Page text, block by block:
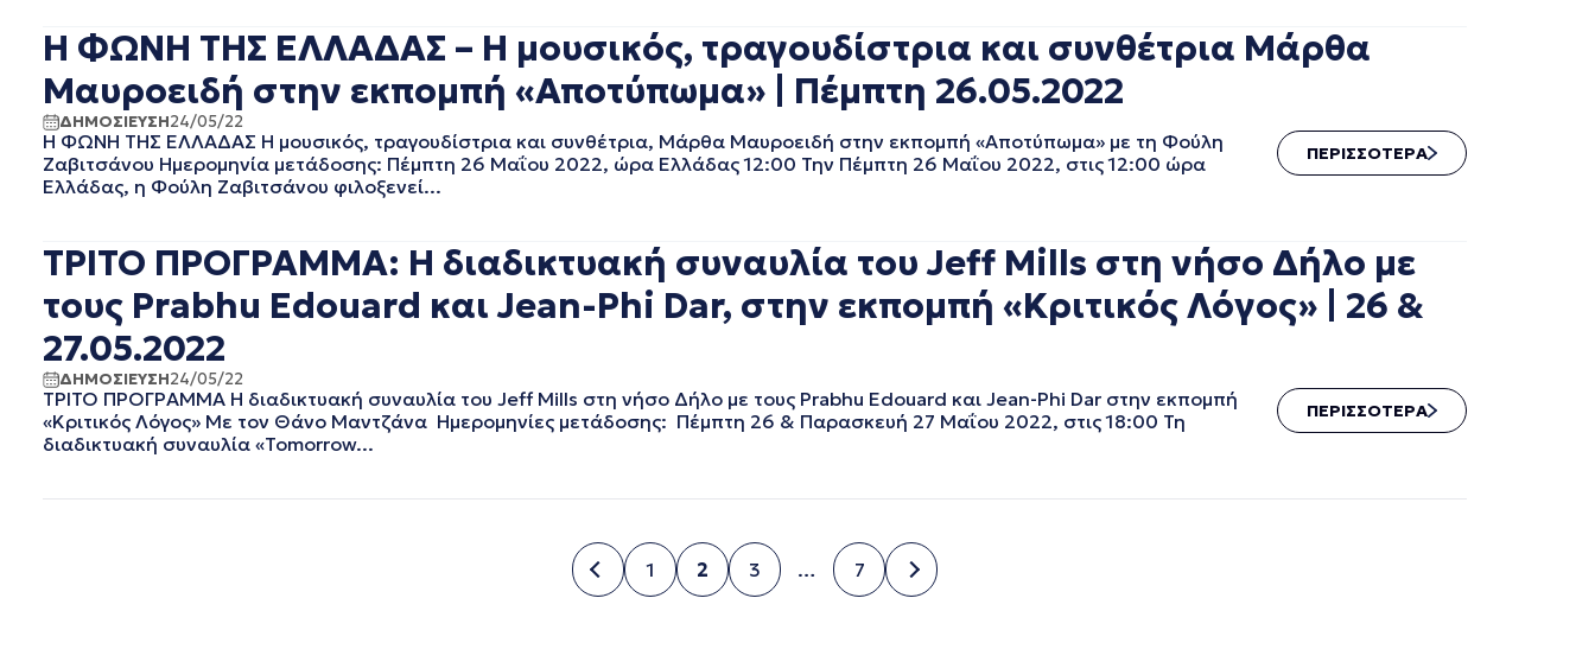
ΜΑΙΟΣ 2019
ΑΠΡΙΛΙΟΣ 2019
ΜΑΡΤΙΟΣ 2019
ΦΕΒΡΟΥΑΡΙΟΣ 2019
ΙΑΝΟΥΑΡΙΟΣ 2019
ΔΕΚΕΜΒΡΙΟΣ 2018
ΣΕΠΤΕΜΒΡΙΟΣ 2018
ΑΥΓΟΥΣΤΟΣ 2018
ΙΟΥΛΙΟΣ 2018
ΜΑΙΟΣ 2018
ΑΠΡΙΛΙΟΣ 2018
ΜΑΡΤΙΟΣ 2018
ΦΕΒΡΟΥΑΡΙΟΣ 2018
Η ΦΩΝΗ ΤΗΣ ΕΛΛΑΔΑΣ – Η μουσικός, τραγουδίστρια και συνθέτρια Μάρθα
Μαυροειδή στην εκπομπή «Αποτύπωμα» | Πέμπτη 26.05.2022
ΔΗΜΟΣΙΕΥΣΗ24/05/22
Η ΦΩΝΗ ΤΗΣ ΕΛΛΑΔΑΣ Η μουσικός, τραγουδίστρια και συνθέτρια, Μάρθα Μαυροειδή στην εκπομπή «Αποτύπωμα» με τη Φούλη
Ζαβιτσάνου Ημερομηνία μετάδοσης: Πέμπτη 26 Μαΐου 2022, ώρα Ελλάδας 12:00 Την Πέμπτη 26 Μαΐου 2022, στις 12:00 ώρα
Ελλάδας, η Φούλη Ζαβιτσάνου φιλοξενεί...
ΠΕΡΙΣΣΟΤΕΡΑ
ΤΡΙΤΟ ΠΡΟΓΡΑΜΜΑ: Η διαδικτυακή συναυλία του Jeff Mills στη νήσο Δήλο με
τους Prabhu Edouard και Jean-Phi Dar, στην εκπομπή «Κριτικός Λόγος» | 26 &
27.05.2022
ΔΗΜΟΣΙΕΥΣΗ24/05/22
ΤΡΙΤΟ ΠΡΟΓΡΑΜΜΑ Η διαδικτυακή συναυλία του Jeff Mills στη νήσο Δήλο με τους Prabhu Edouard και Jean-Phi Dar στην εκπομπή
«Κριτικός Λόγος» Με τον Θάνο Μαντζάνα Ημερομηνίες μετάδοσης: Πέμπτη 26 & Παρασκευή 27 Μαΐου 2022, στις 18:00 Τη
διαδικτυακή συναυλία «Tomorrow...
ΠΕΡΙΣΣΟΤΕΡΑ
Σελίδα
1
Σελίδα
2
Σελίδα
3
…
Σελίδα
7